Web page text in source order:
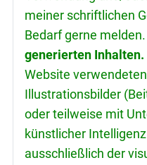
meiner schriftlichen
Bedarf gerne melden.
generierten Inhalten.
Website
Illustrationsbilder
oder teilweise mit
künstlicher
ausschließlich der